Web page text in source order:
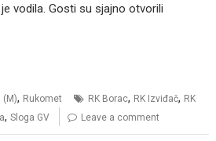
vodila. Gosti su sjajno otvorili
(M), Rukomet RK Borac, RK Izviđač, RK
,Sloga GV Leave a comment